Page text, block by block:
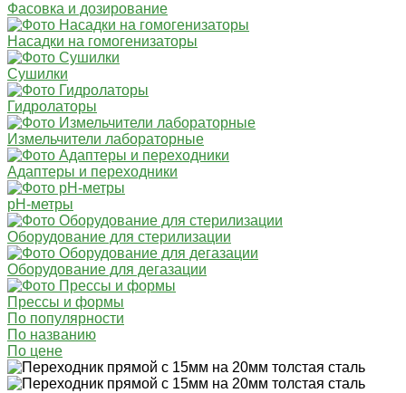
Фасовка и дозирование
Насадки на гомогенизаторы
Сушилки
Гидролаторы
Измельчители лабораторные
Адаптеры и переходники
pH-метры
Оборудование для стерилизации
Оборудование для дегазации
Прессы и формы
По популярности
По названию
По цене